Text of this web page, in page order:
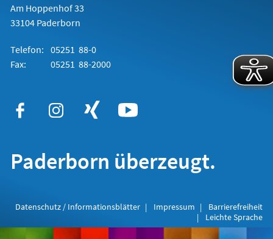
Am Hoppenhof 33
33104 Paderborn
Telefon: 05251 88-0
Fax:
05251 88-2000
Paderborn überzeugt.
Datenschutz / Informationsblätter Impressum
Barrierefreiheit
Leichte Sprache